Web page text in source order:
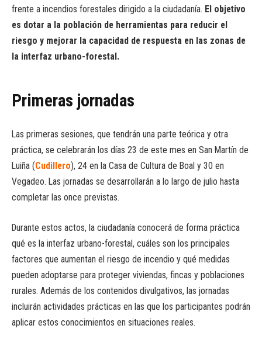
frente a incendios forestales dirigido a la ciudadanía. El objetivo
es dotar a la población de herramientas para reducir el
riesgo y mejorar la capacidad de respuesta en las zonas de
la interfaz urbano-forestal.
Primeras jornadas
Las primeras sesiones, que tendrán una parte teórica y otra
práctica, se celebrarán los días 23 de este mes en San Martín de
Luiña (Cudillero), 24 en la Casa de Cultura de Boal y 30 en
Vegadeo. Las jornadas se desarrollarán a lo largo de julio hasta
completar las once previstas.
Durante estos actos, la ciudadanía conocerá de forma práctica
qué es la interfaz urbano-forestal, cuáles son los principales
factores que aumentan el riesgo de incendio y qué medidas
pueden adoptarse para proteger viviendas, fincas y poblaciones
rurales. Además de los contenidos divulgativos, las jornadas
incluirán actividades prácticas en las que los participantes podrán
aplicar estos conocimientos en situaciones reales.